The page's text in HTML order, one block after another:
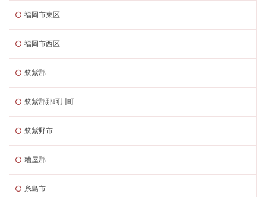
福岡市東区
福岡市西区
筑紫郡
筑紫郡那珂川町
筑紫野市
糟屋郡
糸島市